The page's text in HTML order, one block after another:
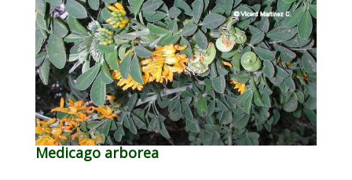
Medicago arborea